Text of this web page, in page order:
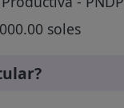
soles